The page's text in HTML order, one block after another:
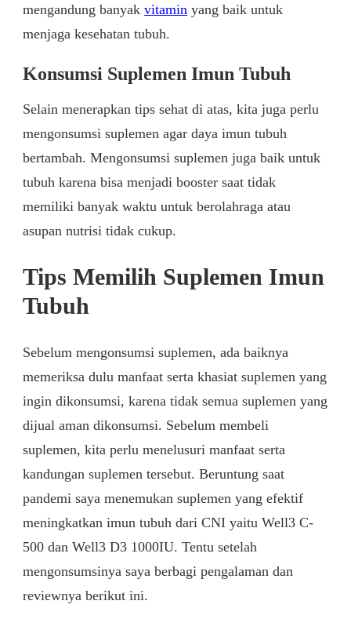
mengandung banyak vitamin yang baik untuk
menjaga kesehatan tubuh.
Konsumsi Suplemen Imun Tubuh
Selain menerapkan tips sehat di atas, kita juga perlu
mengonsumsi suplemen agar daya imun tubuh
bertambah. Mengonsumsi suplemen juga baik untuk
tubuh karena bisa menjadi booster saat tidak
memiliki banyak waktu untuk berolahraga atau
asupan nutrisi tidak cukup.
Tips Memilih Suplemen Imun
Tubuh
Sebelum mengonsumsi suplemen, ada baiknya
memeriksa dulu manfaat serta khasiat suplemen yang
ingin dikonsumsi, karena tidak semua suplemen yang
dijual aman dikonsumsi. Sebelum membeli
suplemen, kita perlu menelusuri manfaat serta
kandungan suplemen tersebut. Beruntung saat
pandemi saya menemukan suplemen yang efektif
meningkatkan imun tubuh dari CNI yaitu Well3 C-
500 dan Well3 D3 1000IU. Tentu setelah
mengonsumsinya saya berbagi pengalaman dan
reviewnya berikut ini.